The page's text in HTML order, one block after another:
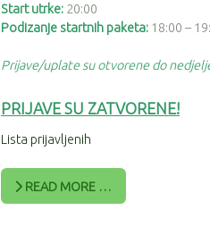
Start utrke: 20:00
Podizanje startnih paketa: 18:00 –
Prijave/uplate su otvorene do
PRIJAVE SU ZATVORENE!
Lista prijavljenih
READ MORE …